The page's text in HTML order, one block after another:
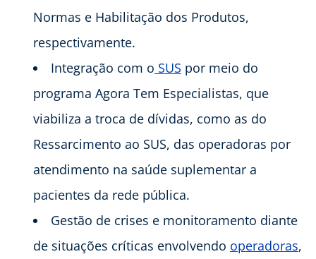
Normas e Habilitação dos Produtos,
respectivamente.
Integração com o SUS por meio do
programa Agora Tem Especialistas, que
viabiliza a troca de dívidas, como as do
Ressarcimento ao SUS, das operadoras por
atendimento na saúde suplementar a
pacientes da rede pública.
Gestão de crises e monitoramento diante
de situações críticas envolvendo operadoras,